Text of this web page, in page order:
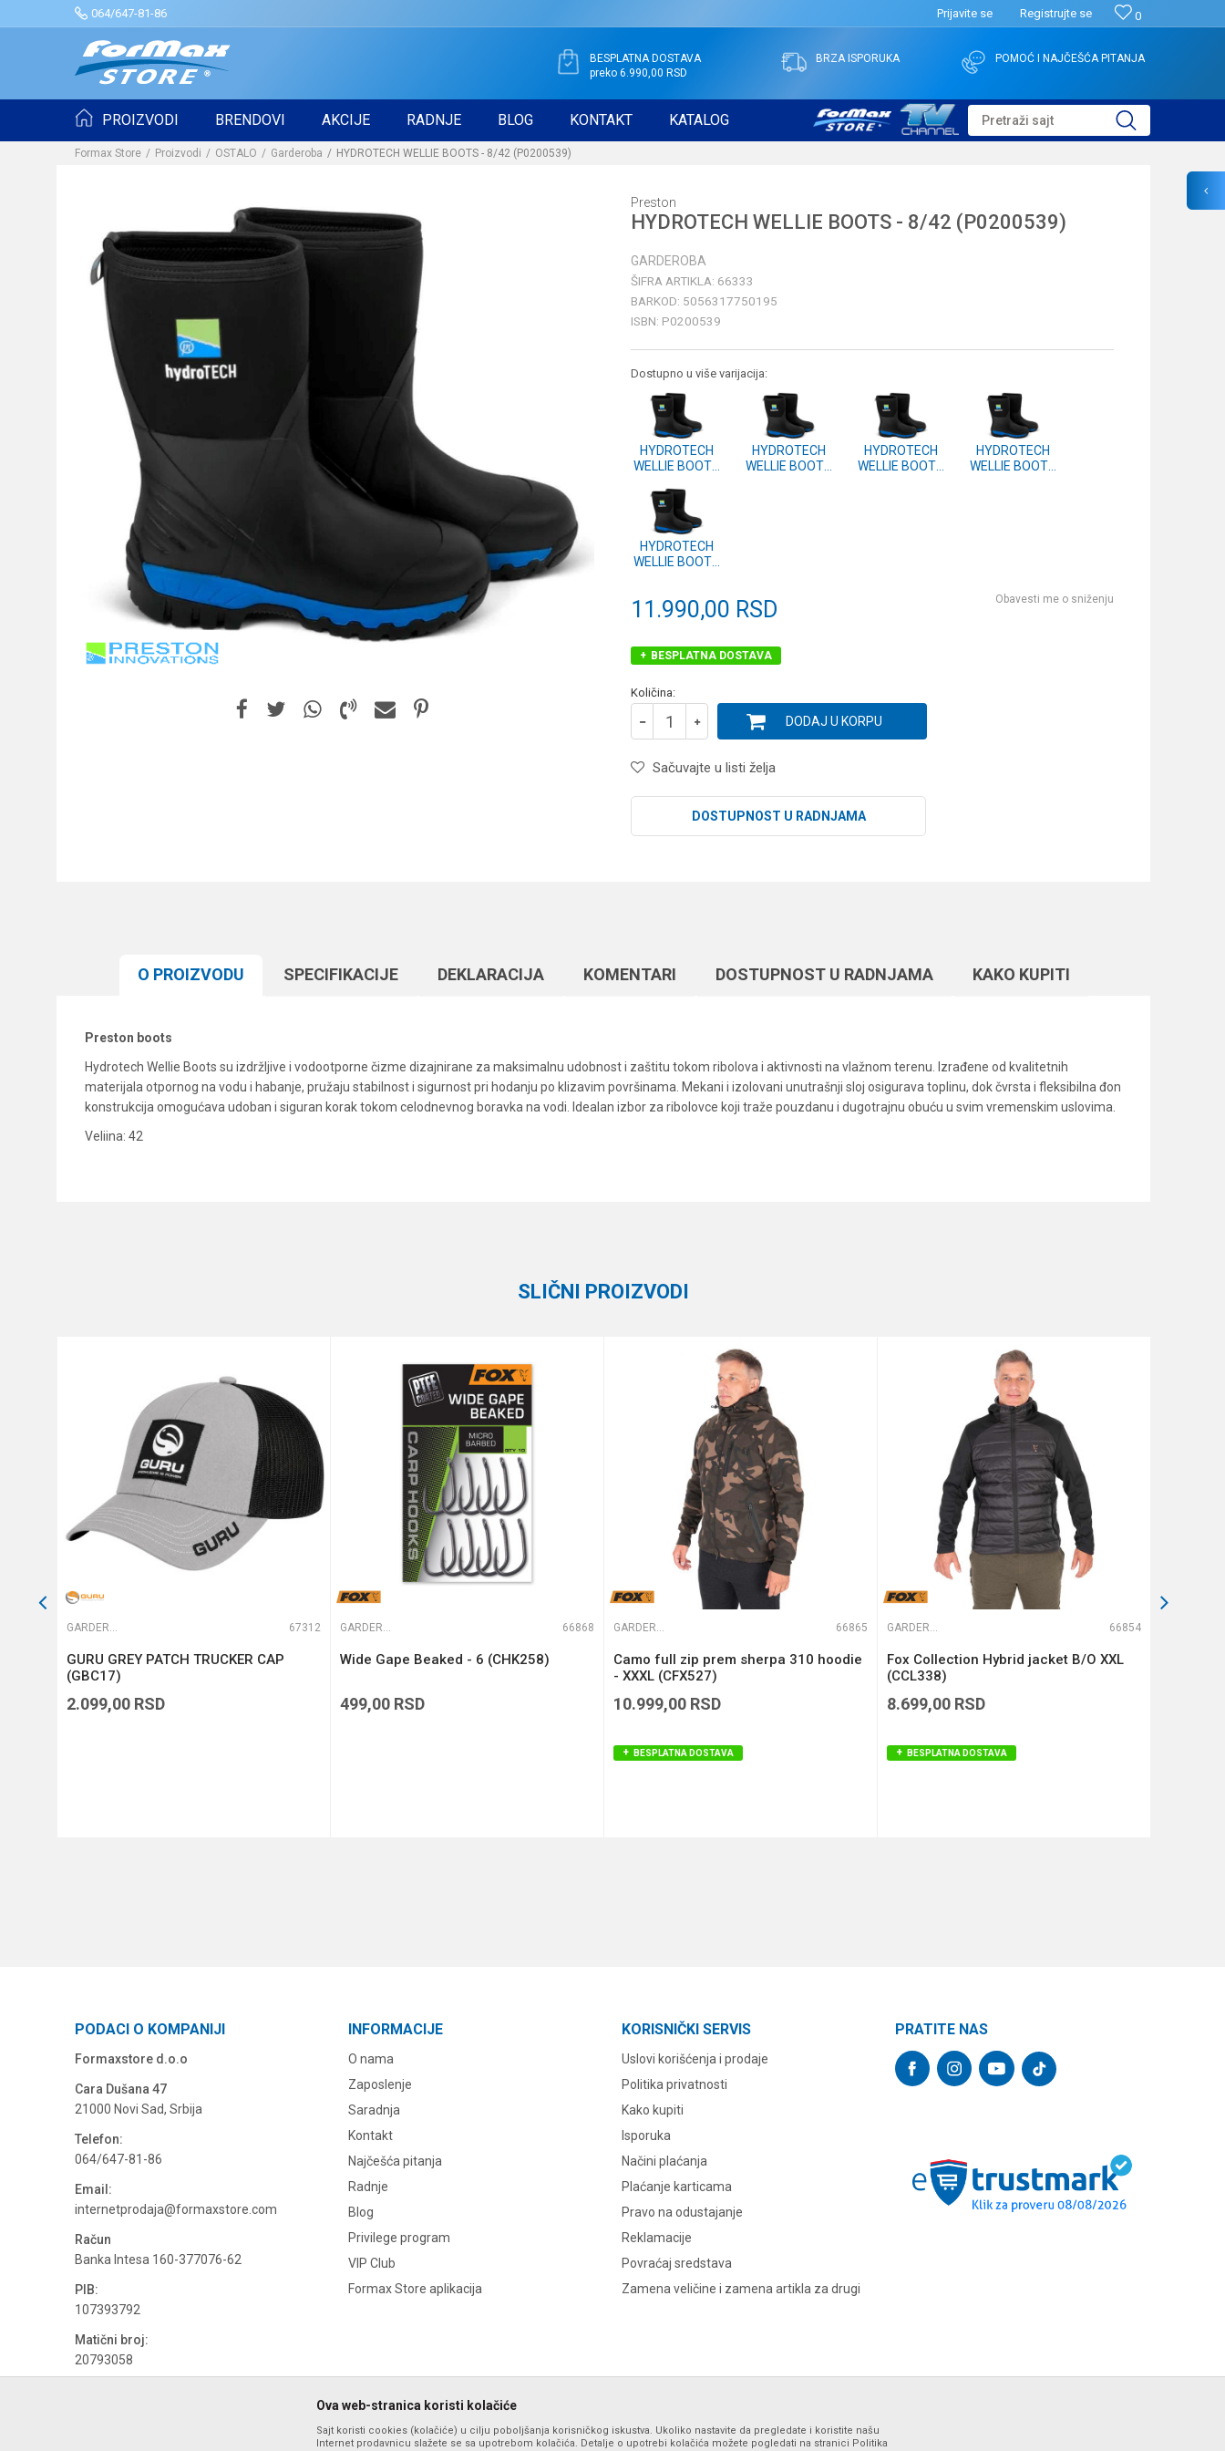
064/647-81-86 0
Prijavite se Registrujte se
BESPLATNA DOSTAVA
preko 6.990,00 RSD
BRZA ISPORUKA POMOĆ I NAJČEŠĆA PITANJA
PROIZVODI BRENDOVI AKCIJE RADNJE BLOG KONTAKT KATALOG Pretraži sajt
Formax Store Proizvodi OSTALO Garderoba HYDROTECH WELLIE BOOTS - 8/42 (P0200539)
Preston
HYDROTECH WELLIE BOOTS - 8/42 (P0200539)
GARDEROBA
ŠIFRA ARTIKLA: 66333
BARKOD: 5056317750195
ISBN: P0200539
Dostupno u više varijacija:
HYDROTECH
WELLIE BOOTS
(P0200543)
HYDROTECH
WELLIE BOOTS
HYDROTECH
WELLIE BOOTS
HYDROTECH
WELLIE BOOTS
HYDROTECH
WELLIE BOOTS
11.990,00 RSD Obavesti me o sniženju
BESPLATNA DOSTAVA
Količina:
DODAJ U KORPU
Sačuvajte u listi želja
DOSTUPNOST U RADNJAMA
O PROIZVODU SPECIFIKACIJЕ DEKLARACIJA KOMENTARI DOSTUPNOST U RADNJAMA KAKO KUPITI
Preston boots
Hydrotech Wellie Boots su izdržljive i vodootporne čizme dizajnirane za maksimalnu udobnost i zaštitu tokom ribolova i aktivnosti na vlažnom terenu. Izrađene od kvalitetnih
materijala otpornog na vodu i habanje, pružaju stabilnost i sigurnost pri hodanju po klizavim površinama. Mekani i izolovani unutrašnji sloj osigurava toplinu, dok čvrsta i fleksibilna đon
konstrukcija omogućava udoban i siguran korak tokom celodnevnog boravka na vodi. Idealan izbor za ribolovce koji traže pouzdanu i dugotrajnu obuću u svim vremenskim uslovima.
Veliina: 42
Anti-spam zaštita - izračunajte koliko je 4 + 1 :
POŠALJI
SLIČNI PROIZVODI
GARDEROBA 67312
GURU GREY PATCH TRUCKER CAP
(GBC17)
2.099,00 RSD
GARDEROBA 66868
Wide Gape Beaked - 6 (CHK258)
499,00 RSD
GARDEROBA 66865
Camo full zip prem sherpa 310 hoodie
- XXXL (CFX527)
10.999,00 RSD
BESPLATNA DOSTAVA
GARDEROBA 66854
Fox Collection Hybrid jacket B/O XXL
(CCL338)
8.699,00 RSD
BESPLATNA DOSTAVA
PODACI O KOMPANIJI
Formaxstore d.o.o
Cara Dušana 47
21000 Novi Sad, Srbija
Telefon:
064/647-81-86
Email:
internetprodaja@formaxstore.com
Račun
Banka Intesa 160-377076-62
PIB:
107393792
Matični broj:
20793058
INFORMACIJE
O nama
Zaposlenje
Saradnja
Kontakt
Najčešća pitanja
Radnje
Blog
Privilege program
VIP Club
Formax Store aplikacija
KORISNIČKI SERVIS
Uslovi korišćenja i prodaje
Politika privatnosti
Kako kupiti
Isporuka
Načini plaćanja
Plaćanje karticama
Pravo na odustajanje
Reklamacije
Povraćaj sredstava
Zamena veličine i zamena artikla za drugi
PRATITE NAS
Ova web-stranica koristi kolačiće
Sajt koristi cookies (kolačiće) u cilju poboljšanja korisničkog iskustva. Ukoliko nastavite da pregledate i koristite našu
Internet prodavnicu slažete se sa upotrebom kolačića. Detalje o upotrebi kolačića možete pogledati na stranici Politika